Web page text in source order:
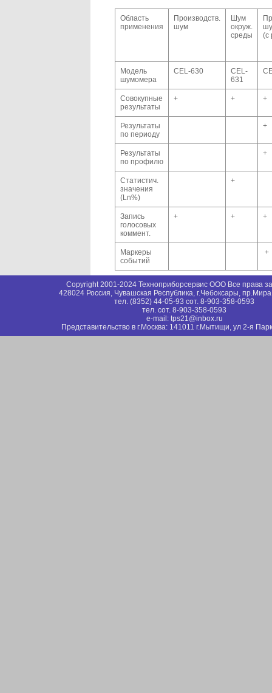
Область
применения
Производств.
шум
Шум
окруж.
среды
(с
Модель
шумомера
CEL-630
CEL-
631
Совокупные
результаты
+ + +
Результаты
по периоду
+
Результаты
по профилю
+
Статистич.
значения
(Ln%)
+
Запись
голосовых
коммент.
+ + +
Маркеры
событий
+
Copyright 2001-2024 Техноприборсервис ООО Все права
428024 Россия, Чувашская Республика, г.Чебоксары,
тел. (8352) 44-05-93 сот. 8-903-358-0593
тел. сот. 8-903-358-0593
e-mail: tps21@inbox.ru
Представительство в г.Москва: 141011 г.Мытищи, ул 2-я